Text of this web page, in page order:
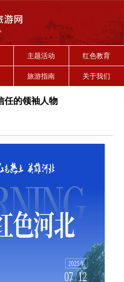
主题活动 红色教育
旅游指南 关于我们
任的领袖人物